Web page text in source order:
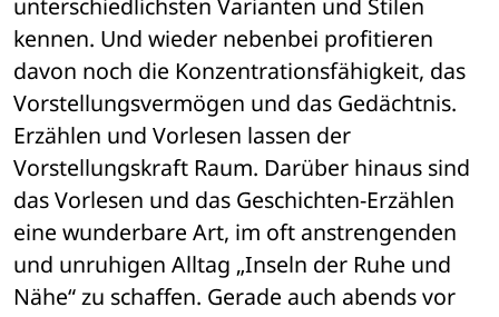
unterschiedlichsten Varianten und Stilen
kennen. Und wieder nebenbei profitieren
davon noch die Konzentrationsfähigkeit, das
Vorstellungsvermögen und das Gedächtnis.
Erzählen und Vorlesen lassen der
Vorstellungskraft Raum. Darüber hinaus sind
das Vorlesen und das Geschichten-Erzählen
eine wunderbare Art, im oft anstrengenden
und unruhigen Alltag „Inseln der Ruhe und
Nähe“ zu schaffen. Gerade auch abends vor